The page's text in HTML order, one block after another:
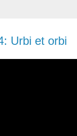
Urbi et orbi